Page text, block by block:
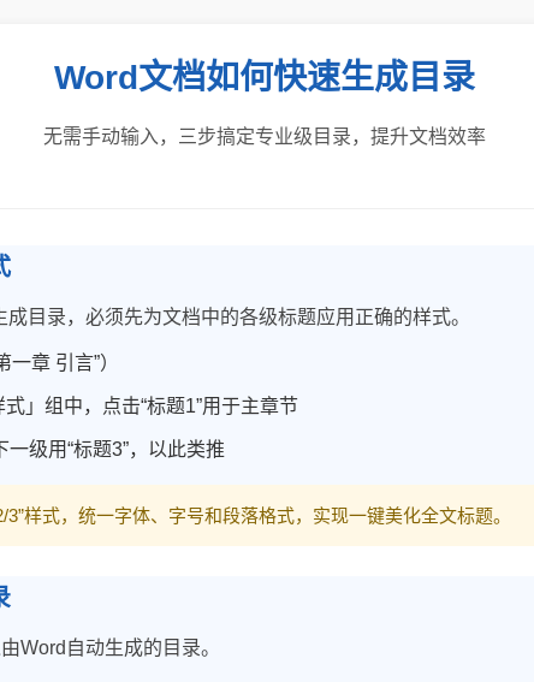
Word文档如何快速生成目录
无需手动输入，三步搞定专业级目录，提升文档效率
目录，必须先为文档中的各级标题应用正确的样式。
章 引言”）
」组中，点击“标题1”用于主章节
一级用“标题3”，以此类推
样式，统一字体、字号和段落格式，实现一键美化全文标题。
Word自动生成的目录。